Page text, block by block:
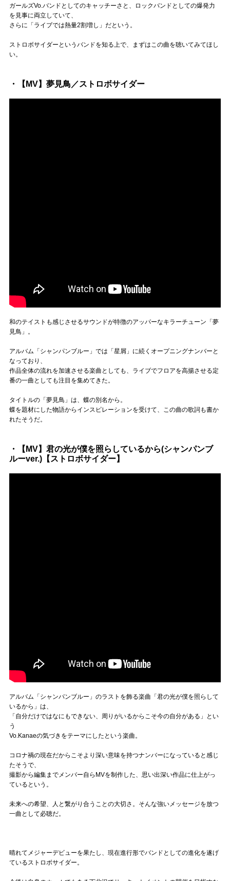
ガールズVo.バンドとしてのキャッチーさと、ロックバンドとしての爆発力
を見事に両立していて、
さらに「ライブでは熱量2割増し」だという。
ストロボサイダーというバンドを知る上で、まずはこの曲を聴いてみてほし
い。
・【MV】夢見鳥／ストロボサイダー
和のテイストも感じさせるサウンドが特徴のアッパーなキラーチューン「夢
見鳥」。
アルバム「シャンパンブルー」では「星屑」に続くオープニングナンバーと
なっており、
作品全体の流れを加速させる楽曲としても、ライブでフロアを高揚させる定
番の一曲としても注目を集めてきた。
タイトルの「夢見鳥」は、蝶の別名から。
蝶を題材にした物語からインスピレーションを受けて、この曲の歌詞も書か
れたそうだ。
・【MV】君の光が僕を照らしているから(シャンパンブ
ルーver.)【ストロボサイダー】
アルバム「シャンパンブルー」のラストを飾る楽曲「君の光が僕を照らして
いるから」は、
「自分だけではなにもできない、周りがいるからこそ今の自分がある」とい
う
Vo.Kanaeの気づきをテーマにしたという楽曲。
コロナ禍の現在だからこそより深い意味を持つナンバーになっていると感じ
たそうで、
撮影から編集までメンバー自らMVを制作した、思い出深い作品に仕上がっ
ているという。
未来への希望、人と繋がり合うことの大切さ。そんな強いメッセージを放つ
一曲として必聴だ。
晴れてメジャーデビューを果たし、現在進行形でバンドとしての進化を遂げ
ているストロボサイダー。